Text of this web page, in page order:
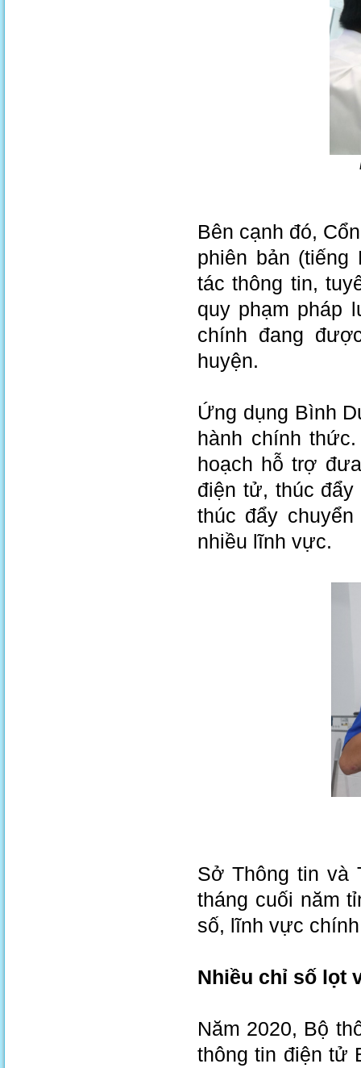
Bên cạnh đó,
phiên bản (tiếng
tác thông tin,
quy phạm pháp
chính đang
huyện.
Ứng dụng Bình
hành chính
hoạch hỗ trợ
điện tử, thúc đẩy
thúc đẩy
nhiều lĩnh vực.
Sở Thông tin và
tháng cuối năm
số, lĩnh vực
Nhiều chỉ số lọt
Năm 2020, Bộ
thông tin điện tử